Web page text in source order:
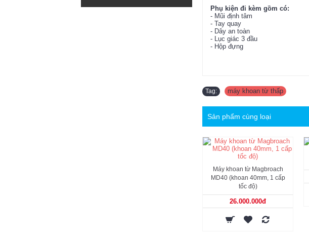
Phụ kiện đi kèm gồm có:
- Mũi định tâm
- Tay quay
- Dây an toàn
- Lục giác 3 đầu
- Hộp đựng
Tag: máy khoan từ thấp
Sản phẩm cùng loại
Máy khoan từ Magbroach
MD40 (khoan 40mm, 1 cấp
tốc độ)
26.000.000đ